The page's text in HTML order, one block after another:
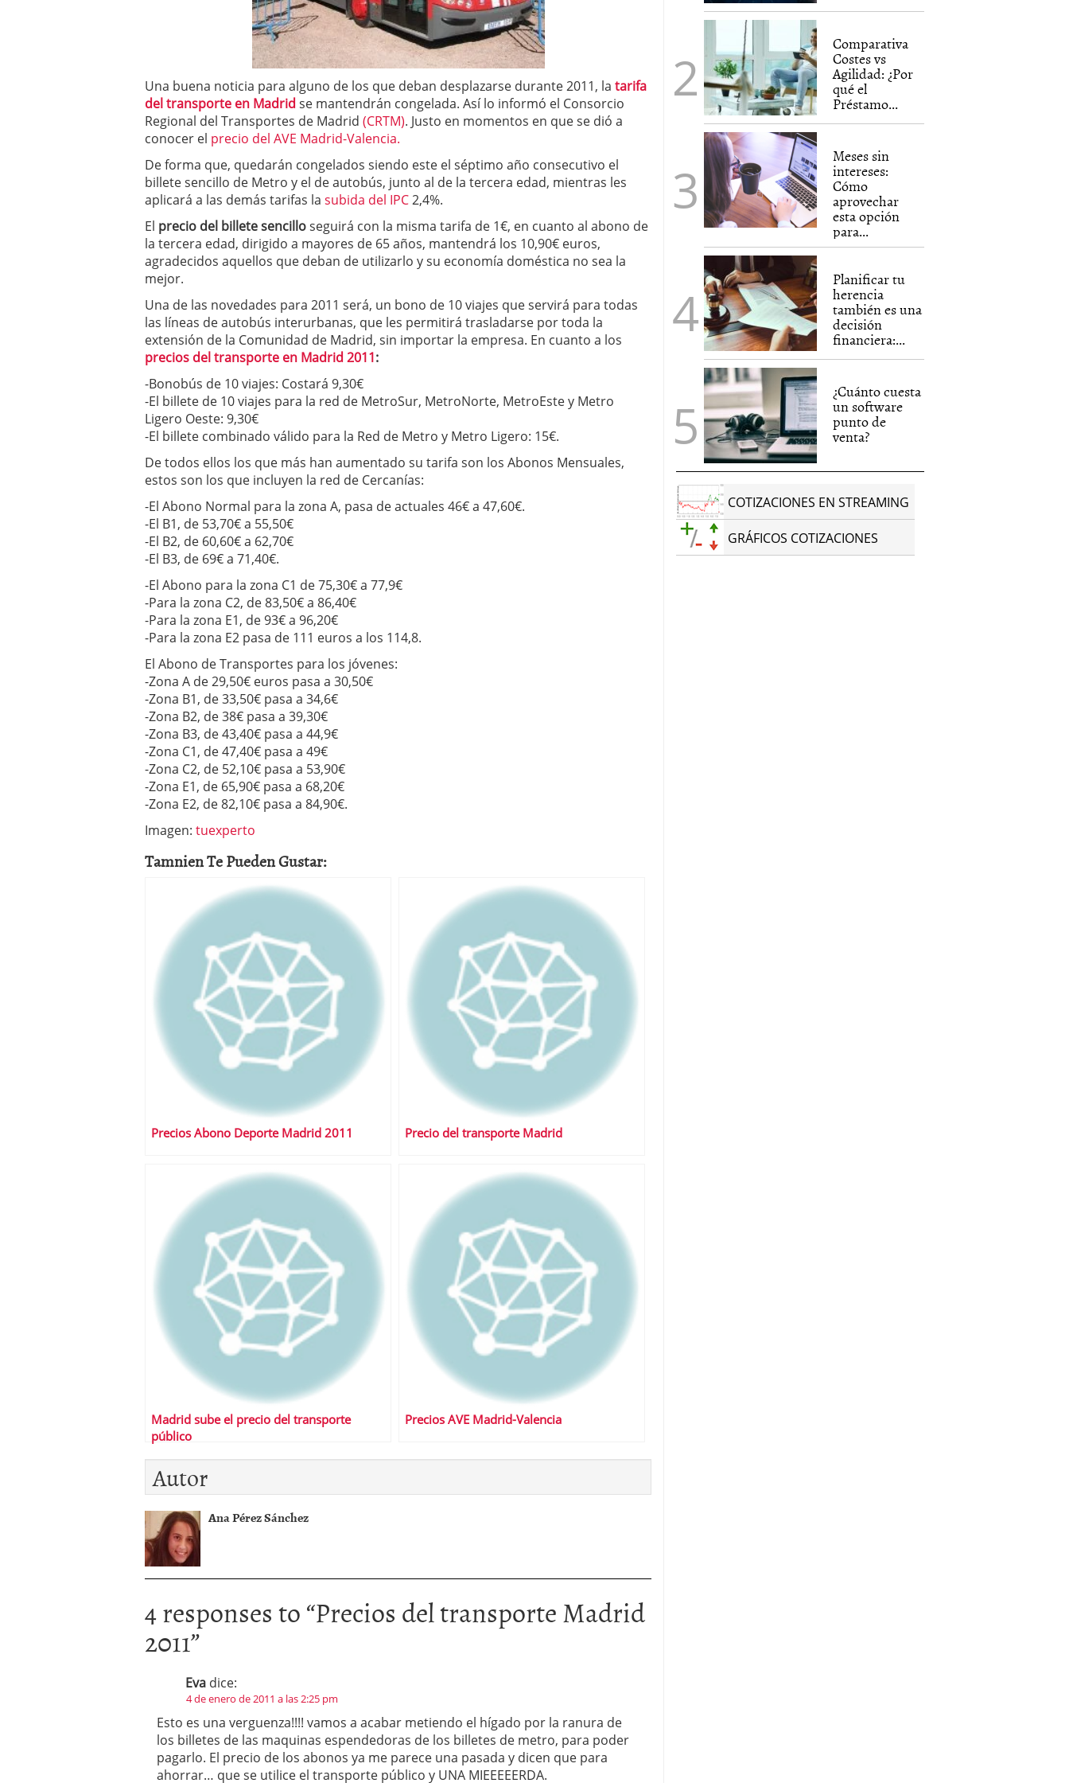
a los costes 21 de noviembre de 2025
¿Cuánto cuesta un software punto de venta? 3 de octubre de 2025
Una buena noticia para alguno de los que deban desplazarse durante 2011, la tarifa
del transporte en Madrid se mantendrán congelada. Así lo informó el Consorcio
Regional del Transportes de Madrid (CRTM). Justo en momentos en que se dió a
conocer el precio del AVE Madrid-Valencia.
De forma que, quedarán congelados siendo este el séptimo año consecutivo el
billete sencillo de Metro y el de autobús, junto al de la tercera edad, mientras les
aplicará a las demás tarifas la subida del IPC2,4%.
El precio del billete sencilloseguirá con la misma tarifa de 1€, en cuanto al abono de
la tercera edad, dirigido a mayores de 65 años, mantendrá los 10,90€ euros,
agradecidos aquellos que deban de utilizarlo y su economía doméstica no sea la
mejor.
Una de las novedades para 2011 será, un bono de 10 viajes que servirá para todas
las líneas de autobús interurbanas, que les permitirá trasladarse por toda la
extensión de la Comunidad de Madrid, sin importar la empresa. En cuanto a los
precios del transporte en Madrid 2011:
-Bonobús de 10 viajes: Costará 9,30€
-El billete de 10 viajes para la red de MetroSur, MetroNorte, MetroEste y Metro
Ligero Oeste: 9,30€
-El billete combinado válido para la Red de Metro y Metro Ligero: 15€.
De todos ellos los que más han aumentado su tarifa son los Abonos Mensuales,
estos son los que incluyen la red de Cercanías:
-El Abono Normal para la zona A, pasa de actuales 46€ a 47,60€.
-El B1, de 53,70€ a 55,50€
-El B2, de 60,60€ a 62,70€
-El B3, de 69€ a 71,40€.
-El Abono para la zona C1 de 75,30€ a 77,9€
-Para la zona C2, de 83,50€ a 86,40€
-Para la zona E1, de 93€ a 96,20€
-Para la zona E2 pasa de 111 euros a los 114,8.
El Abono de Transportes para los jóvenes:
-Zona A de 29,50€ euros pasa a 30,50€
-Zona B1, de 33,50€ pasa a 34,6€
-Zona B2, de 38€ pasa a 39,30€
-Zona B3, de 43,40€ pasa a 44,9€
-Zona C1, de 47,40€ pasa a 49€
-Zona C2, de 52,10€ pasa a 53,90€
-Zona E1, de 65,90€ pasa a 68,20€
-Zona E2, de 82,10€ pasa a 84,90€.
Imagen: tuexperto
Tamnien Te Pueden Gustar:
Precios Abono Deporte Madrid 2011 Precio del transporte Madrid
Madrid sube el precio del transporte
público
Precios AVE Madrid-Valencia
Autor
Ana Pérez Sánchez
4 responses to “Precios del transporte Madrid
2011”
Eva dice:
4 de enero de 2011 a las 2:25 pm
Esto es una verguenza!!!! vamos a acabar metiendo el hígado por la ranura de
los billetes de las maquinas espendedoras de los billetes de metro, para poder
pagarlo. El precio de los abonos ya me parece una pasada y dicen que para
ahorrar… que se utilice el transporte público y UNA MIEEEEERDA.
Comparativa
Costes vs
Agilidad: ¿Por
qué el
Préstamo...
Meses sin
intereses:
Cómo
aprovechar
esta opción
para...
Planificar tu
herencia
también es una
decisión
financiera:...
¿Cuánto cuesta
un software
punto de
venta?
COTIZACIONES EN STREAMING
GRÁFICOS COTIZACIONES